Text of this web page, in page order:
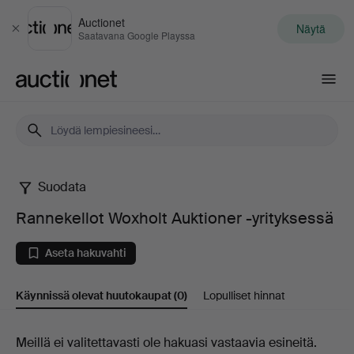
Sulje
Auctionet
Saatavana Google Playssa Näytä
Rannekellot
Woxholt
Auktioner
Suodata
Rannekellot Woxholt Auktioner -yrityksessä
Aseta hakuvahti
Käynnissä olevat huutokaupat(0) Lopulliset hinnat
Käynnissä
Meillä ei valitettavasti ole hakuasi vastaavia esineitä.